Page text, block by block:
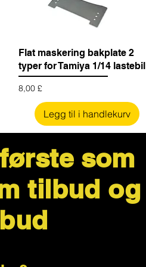
Flat maskering bakplate 2
typer for Tamiya 1/14 lastebil
Pris
8,00 £
Legg til i handlekurv
som
tilbud og